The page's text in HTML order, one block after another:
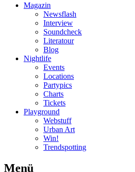
Magazin
Newsflash
Interview
Soundcheck
Literatour
Blog
Nightlife
Events
Locations
Partypics
Charts
Tickets
Playground
Webstuff
Urban Art
Win!
Trendspotting
Menü